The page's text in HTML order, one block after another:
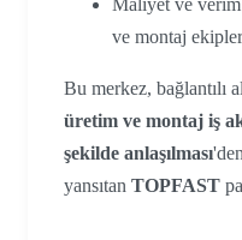
Maliyet ve verim
ve montaj
Bu merkez, bağlantılı
üretim ve montaj iş
şekilde anlaşılması
yansıtan TOPFAST